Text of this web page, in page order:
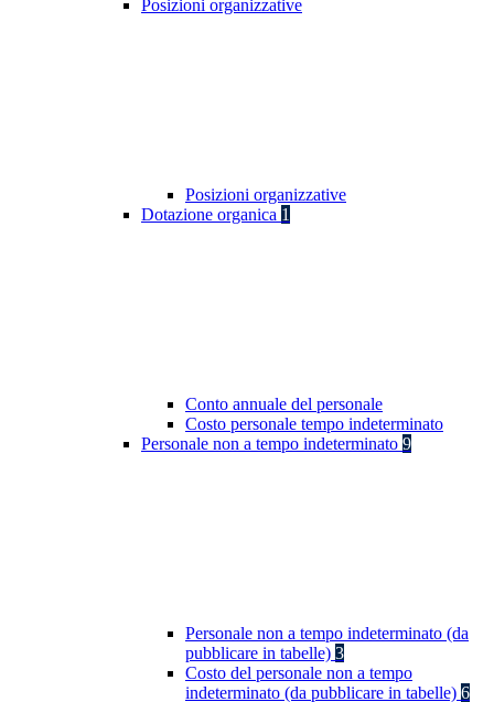
Posizioni organizzative
Posizioni organizzative
Dotazione organica 1
Conto annuale del personale
Costo personale tempo indeterminato
Personale non a tempo indeterminato 9
Personale non a tempo indeterminato (da
pubblicare in tabelle) 3
Costo del personale non a tempo
indeterminato (da pubblicare in tabelle) 6